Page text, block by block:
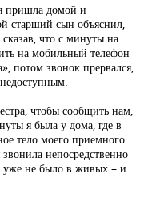
пришла домой и
старший сын объяснил,
что с минуты на
на мобильный телефон
потом звонок прервался,
чтобы сообщить нам,
я была у дома, где в
тело моего приемного
непосредственно
уже не было в живых – и